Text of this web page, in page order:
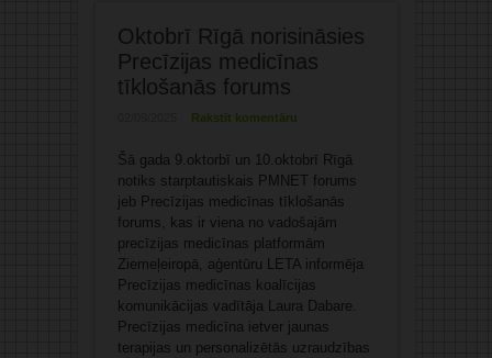
Oktobrī Rīgā norisināsies
Precīzijas medicīnas
tīklošanās forums
Rakstīt komentāru
Šā gada 9.oktorbī un 10.oktobrī Rīgā
notiks starptautiskais PMNET forums
jeb Precīzijas medicīnas tīklošanās
forums, kas ir viena no vadošajām
precīzijas medicīnas platformām
Ziemeļeiropā, aģentūru LETA informēja
Precīzijas medicīnas koalīcijas
komunikācijas vadītāja Laura Dabare.
Precīzijas medicīna ietver jaunas
terapijas un personalizētās uzraudzības